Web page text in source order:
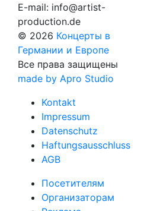
E-mail: info@artist-
production.de
© 2026 Концерты в
Германии и Европе
Все права защищены
made by Apro Studio
Kontakt
Impressum
Datenschutz
Haftungsausschluss
AGB
Посетителям
Организаторам